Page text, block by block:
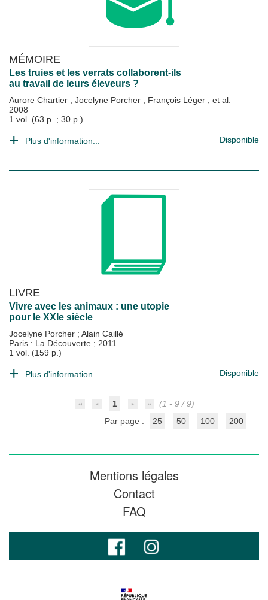
MÉMOIRE
Les truies et les verrats collaborent-ils
au travail de leurs éleveurs ?
Aurore Chartier ; Jocelyne Porcher ; François Léger ; et al.
2008
1 vol. (63 p. ; 30 p.)
Plus d'information... Disponible
LIVRE
Vivre avec les animaux : une utopie
pour le XXIe siècle
Jocelyne Porcher ; Alain Caillé
Paris : La Découverte ; 2011
1 vol. (159 p.)
Plus d'information... Disponible
1
(1 - 9 / 9)
Par page :
25 50 100 200
Mentions légales
Contact
FAQ